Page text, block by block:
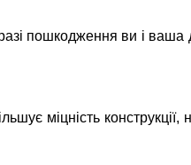
пошкодження ви і ваша
міцність конструкції,